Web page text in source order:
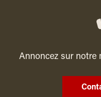
Annoncez sur notre